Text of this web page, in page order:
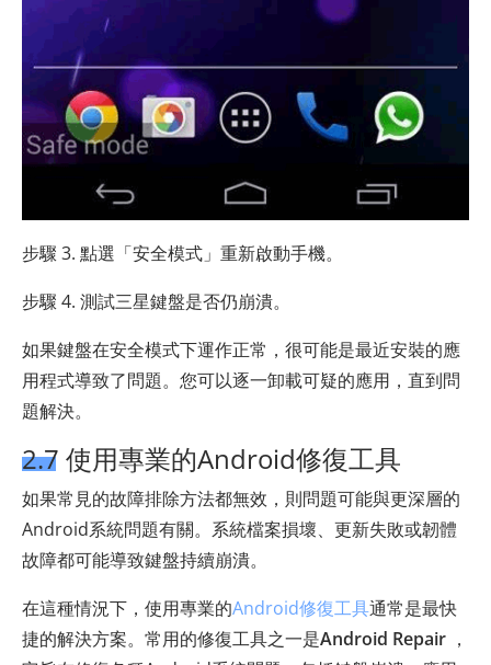
步驟 3. 點選「安全模式」重新啟動手機。
步驟 4. 測試三星鍵盤是否仍崩潰。
如果鍵盤在安全模式下運作正常，很可能是最近安裝的應
用程式導致了問題。您可以逐一卸載可疑的應用，直到問
題解決。
2.7 使用專業的Android修復工具
如果常見的故障排除方法都無效，則問題可能與更深層的
Android系統問題有關。系統檔案損壞、更新失敗或韌體
故障都可能導致鍵盤持續崩潰。
在這種情況下，使用專業的Android修復工具通常是最快
捷的解決方案。常用的修復工具之一是Android Repair ，